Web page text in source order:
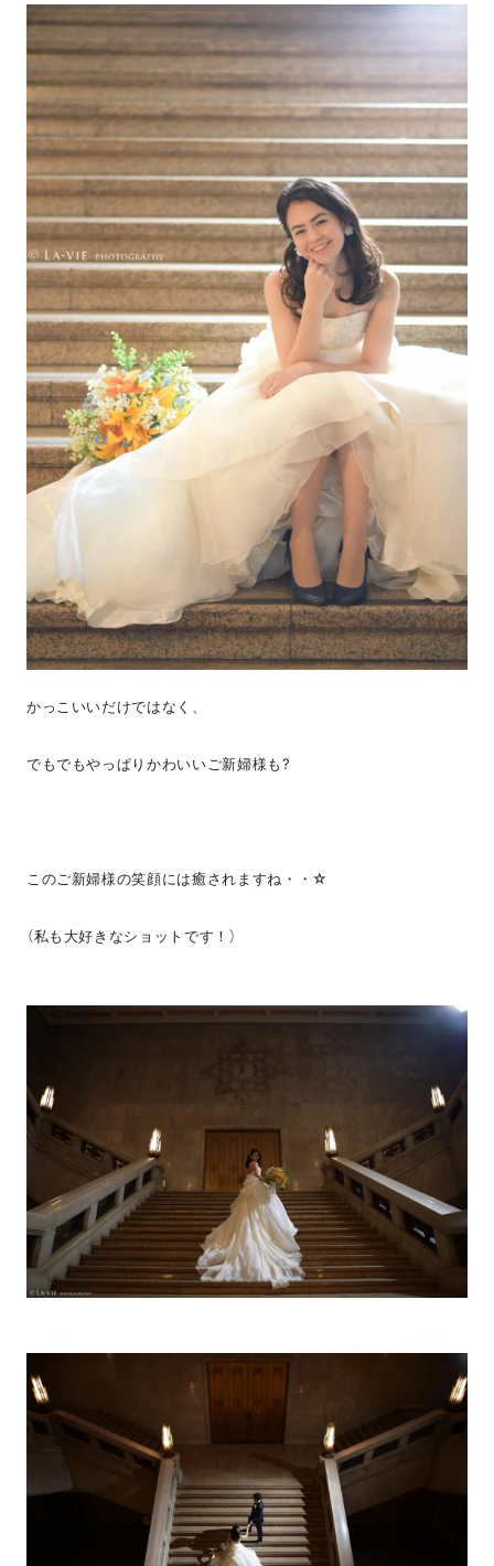
かっこいいだけではなく、
でもでもやっぱりかわいいご新婦様も?
このご新婦様の笑顔には癒されますね・・☆
（私も大好きなショットです！）